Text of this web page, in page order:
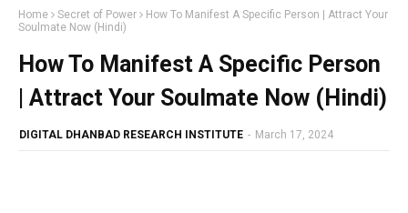
Home Secret of Power
How To Manifest A Specific Person | Attract Your
Soulmate Now (Hindi)
How To Manifest A Specific Person
| Attract Your Soulmate Now (Hindi)
DIGITAL DHANBAD RESEARCH INSTITUTE - March 17, 2024